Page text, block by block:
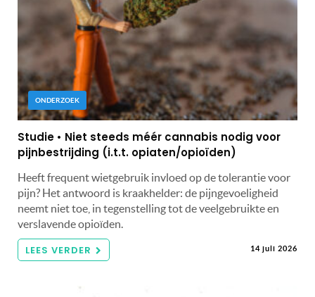
ONDERZOEK
Studie • Niet steeds méér cannabis nodig voor
pijnbestrijding (i.t.t. opiaten/opioïden)
Heeft frequent wietgebruik invloed op de tolerantie voor
pijn? Het antwoord is kraakhelder: de pijngevoeligheid
neemt niet toe, in tegenstelling tot de veelgebruikte en
verslavende opioïden.
LEES VERDER 14 juli 2026